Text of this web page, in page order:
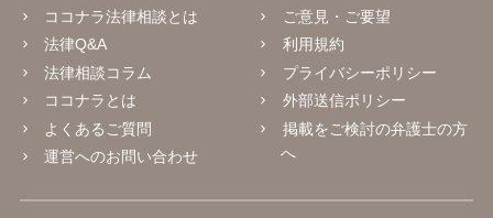
ココナラ法律相談とは
法律Q&A
法律相談コラム
ココナラとは
よくあるご質問
運営へのお問い合わせ
ご意見・ご要望
利用規約
プライバシーポリシー
外部送信ポリシー
掲載をご検討の弁護士の方
へ